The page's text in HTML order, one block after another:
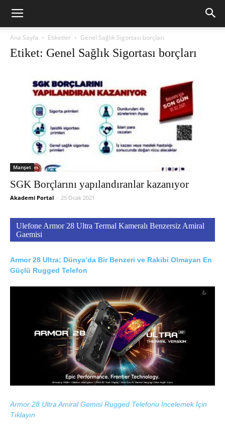
Ana Sayfa Etiketler Genel Sağlık Sigortası borçları
Etiket: Genel Sağlık Sigortası borçları
Manşet
SGK Borçlarını yapılandıranlar kazanıyor
Akademi Portal - 25 Ocak 2021
Ulefone Armor 28 Ultra Termal Kameralı Benzersiz Amiral
Gaemisi
Armor 28 Ultra; Dünya’da Bir Benzeri ve Rakibi Olmayan En
Güçlü Rugged Telefon
Armor 28 Ultra Amiral Gemisi Rugged Telefonu İncelemek İçin
Tıklayın